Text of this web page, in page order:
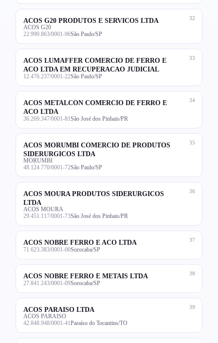
32
ACOS G20 PRODUTOS E SERVICOS LTDA
ACOS G20
22.990.863/0001-96São Paulo/SP
33
ACOS LUMAFFER COMERCIO DE FERRO E
ACO LTDA EM RECUPERACAO JUDICIAL
12.476.237/0001-22São Paulo/SP
34
ACOS METALCON COMERCIO DE FERRO E
ACO LTDA
36.269.347/0001-81 São José dos Pinhais/PR
35
ACOS MORUMBI COMERCIO DE PRODUTOS
SIDERURGICOS LTDA
MORUMBI
48.124.770/0001-72São Paulo/SP
36
ACOS MOURA PRODUTOS SIDERURGICOS
LTDA
ACOS MOURA
29.451.117/0001-73São José dos Pinhais/PR
37
ACOS NOBRE FERRO E ACO LTDA
71.623.383/0001-00Sorocaba/SP
38
ACOS NOBRE FERRO E METAIS LTDA
27.841.243/0001-09Sorocaba/SP
39
ACOS PARAISO LTDA
ACOS PARAISO
42.848.948/0001-41 Paraíso do Tocantins/TO